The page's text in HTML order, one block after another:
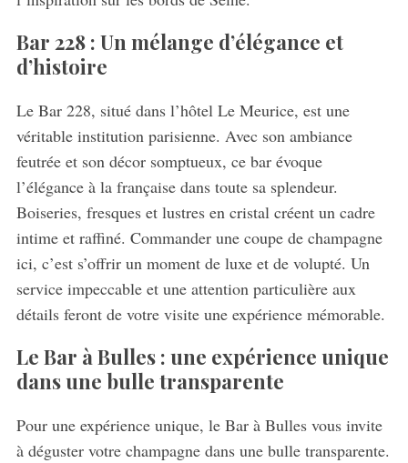
Bar 228 : Un mélange d’élégance et
d’histoire
Le Bar 228, situé dans l’hôtel Le Meurice, est une
véritable institution parisienne. Avec son ambiance
feutrée et son décor somptueux, ce bar évoque
l’élégance à la française dans toute sa splendeur.
Boiseries, fresques et lustres en cristal créent un cadre
intime et raffiné. Commander une coupe de champagne
ici, c’est s’offrir un moment de luxe et de volupté. Un
service impeccable et une attention particulière aux
détails feront de votre visite une expérience mémorable.
Le Bar à Bulles : une expérience unique
dans une bulle transparente
Pour une expérience unique, le Bar à Bulles vous invite
à déguster votre champagne dans une bulle transparente.